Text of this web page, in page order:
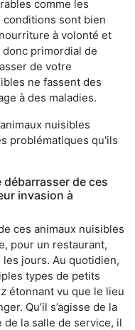
comme les
conditions sont bien
à volonté et
primordial de
de votre
ne fassent des
à des maladies.
nuisibles
problématiques qu'ils
de ces
invasion à
ces animaux nuisibles
pour un restaurant,
les jours. Au quotidien,
types de petits
étonnant vu que le lieu
Qu’il s’agisse de la
de la salle de service, il